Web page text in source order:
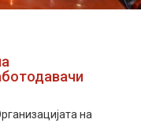
на